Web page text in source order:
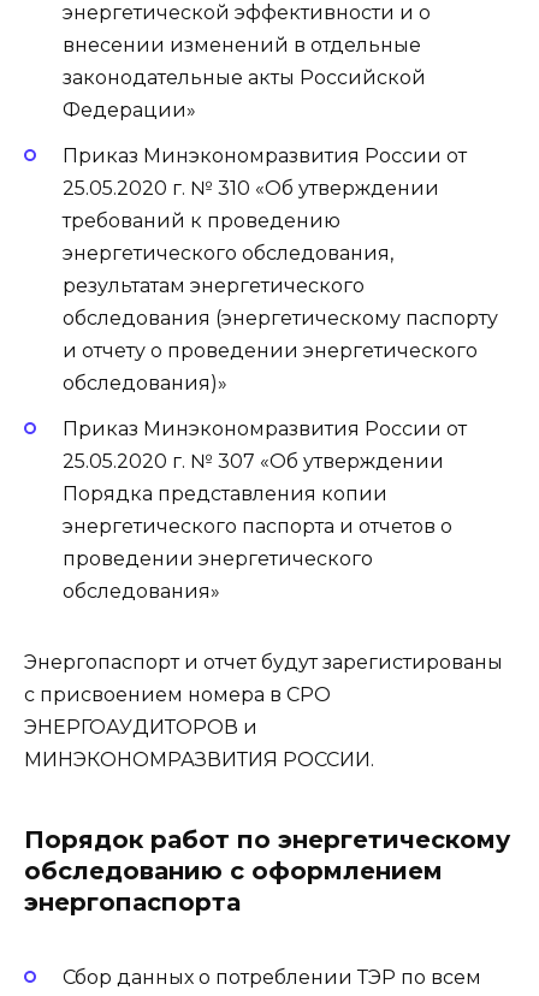
энергетической эффективности и о
внесении изменений в отдельные
законодательные акты Российской
Федерации»
Приказ Минэкономразвития России от
25.05.2020 г. № 310 «Об утверждении
требований к проведению
энергетического обследования,
результатам энергетического
обследования (энергетическому паспорту
и отчету о проведении энергетического
обследования)»
Приказ Минэкономразвития России от
25.05.2020 г. № 307 «Об утверждении
Порядка представления копии
энергетического паспорта и отчетов о
проведении энергетического
обследования»
Энергопаспорт и отчет будут зарегистированы
с присвоением номера в СРО
ЭНЕРГОАУДИТОРОВ и
МИНЭКОНОМРАЗВИТИЯ РОССИИ.
Порядок работ по энергетическому
обследованию с оформлением
энергопаспорта
Сбор данных о потреблении ТЭР по всем